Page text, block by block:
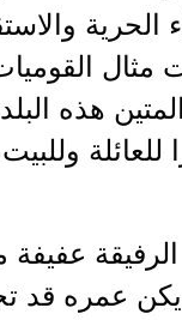
هذه البلدة
الانقلاب في العام
عمره قد